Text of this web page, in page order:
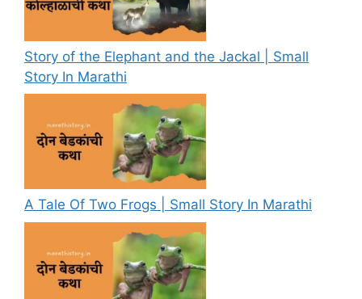
Story of the Elephant and the Jackal | Small
Story In Marathi
A Tale Of Two Frogs | Small Story In Marathi